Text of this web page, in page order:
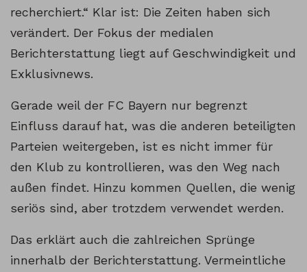
recherchiert.“ Klar ist: Die Zeiten haben sich
verändert. Der Fokus der medialen
Berichterstattung liegt auf Geschwindigkeit und
Exklusivnews.
Gerade weil der FC Bayern nur begrenzt
Einfluss darauf hat, was die anderen beteiligten
Parteien weitergeben, ist es nicht immer für
den Klub zu kontrollieren, was den Weg nach
außen findet. Hinzu kommen Quellen, die wenig
seriös sind, aber trotzdem verwendet werden.
Das erklärt auch die zahlreichen Sprünge
innerhalb der Berichterstattung. Vermeintliche